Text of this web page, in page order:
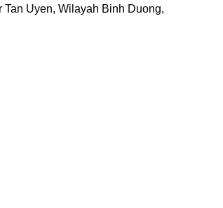
Uyen, Wilayah Binh Duong,